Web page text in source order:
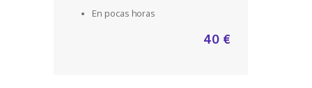
En pocas horas
40 €